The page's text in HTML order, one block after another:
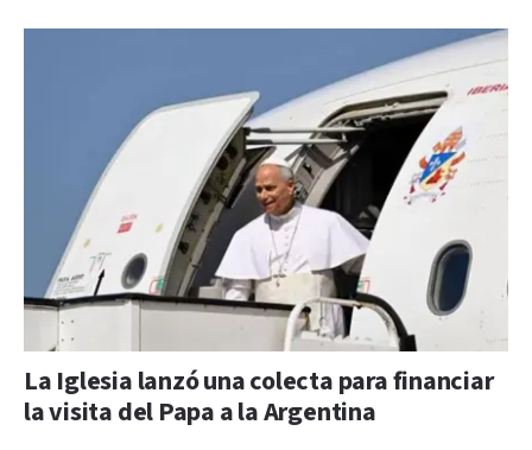
La Iglesia lanzó una colecta para financiar
la visita del Papa a la Argentina